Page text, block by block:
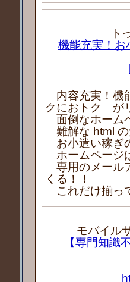
ト
機能充実！お
内容充実！機
クにおトク」が
面倒なホーム
難解な html の
お小遣い稼ぎ
ホームページ
専用のメール
くる！！
これだけ揃っ
モバイル
【専門知識